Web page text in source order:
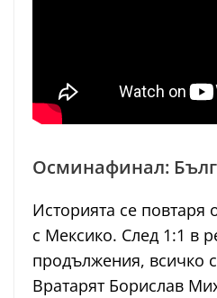
Осминафинал:
Историята се повтаря
с Мексико. След 1:1 в
продължения, всичко
Вратарят Борислав